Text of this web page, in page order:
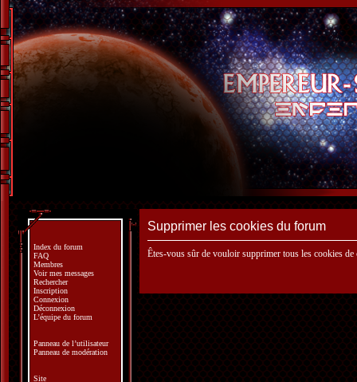
Supprimer les cookies du forum
Êtes-vous sûr de vouloir supprimer tous les cookies de
Index du forum
FAQ
Membres
Voir mes messages
Rechercher
Inscription
Connexion
Déconnexion
L’équipe du forum
Panneau de l’utilisateur
Panneau de modération
Site